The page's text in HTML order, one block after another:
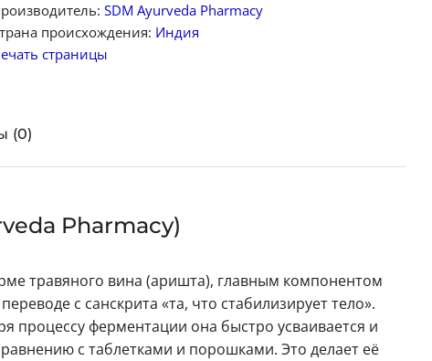
SDM Ayurveda Pharmacy
происхождения: Индия
страницы
(0)
Pharmacy)
травяного вина (аришта), главным компонентом
с санскрита «та, что стабилизирует тело».
процессу ферментации она быстро усваивается и
с таблетками и порошками. Это делает её